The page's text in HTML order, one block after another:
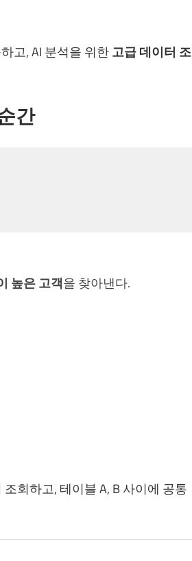
고, AI 분석을 위한고급 데이터 조
간
높은 고객을 찾아낸다.
회하고, 테이블 A, B 사이에 공통